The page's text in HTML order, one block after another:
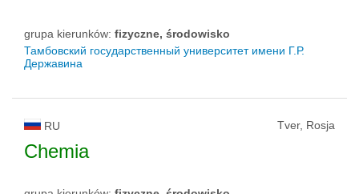
grupa kierunków: fizyczne, środowisko
Тамбовский государственный университет имени Г.Р.
Державина
RU Tver, Rosja
Chemia